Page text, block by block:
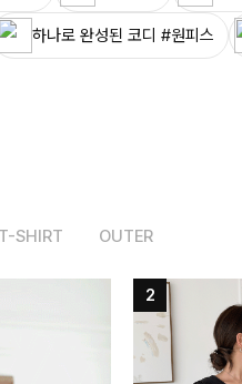
하나로 완성된 코디 #원피스
T-SHIRT OUTER